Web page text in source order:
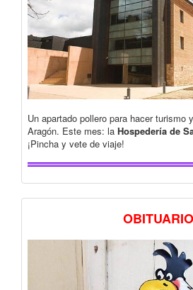
Un apartado pollero para hacer turismo
Aragón. Este mes: la Hospedería de
¡Pincha y vete de viaje!
OBITUARIO